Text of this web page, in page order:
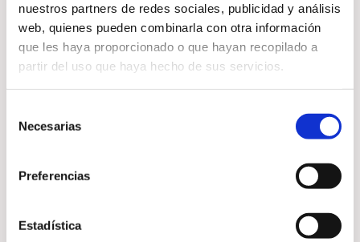
nuestros partners de redes sociales, publicidad y análisis
web, quienes pueden combinarla con otra información
que les haya proporcionado o que hayan recopilado a
partir del uso que haya hecho de sus servicios.
Necesarias
Preferencias
Estadística
Liberar bloqueos emocionales
Elevar la vibración personal
Fortalecer la autoestima
Favorecer relaciones más
armoniosas
Cuando la energía se armoniza,
conexiones.